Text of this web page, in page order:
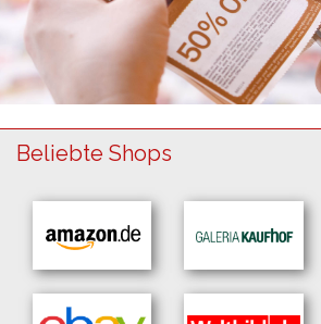
Beliebte Shops